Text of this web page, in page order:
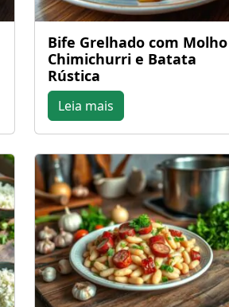
Bife Grelhado com Molho
Chimichurri e Batata
Rústica
Leia mais